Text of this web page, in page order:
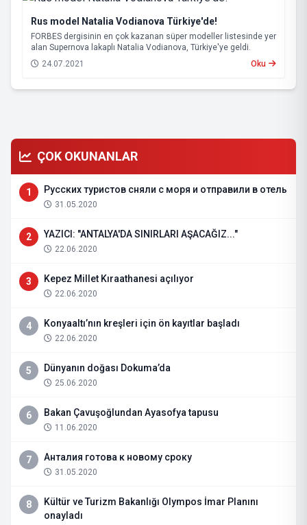
Rus model Natalia Vodianova Türkiye'de!
FORBES dergisinin en çok kazanan süper modeller listesinde yer
alan Supernova lakaplı Natalia Vodianova, Türkiye'ye geldi.
24.07.2021
Oku
ÇOK OKUNANLAR
1 Русских туристов сняли с моря и отправили в отель
31.05.2020
2 YAZICI: "ANTALYA'DA SINIRLARI AŞACAĞIZ..."
22.06.2020
3 Kepez Millet Kıraathanesi açılıyor
22.06.2020
4 Konyaaltı’nın kreşleri için ön kayıtlar başladı
22.06.2020
5 Dünyanın doğası Dokuma’da
25.06.2020
6 Bakan Çavuşoğlundan Ayasofya tapusu
11.06.2020
7 Анталия готова к новому сроку
31.05.2020
8
Kültür ve Turizm Bakanlığı Olympos İmar Planını
onayladı